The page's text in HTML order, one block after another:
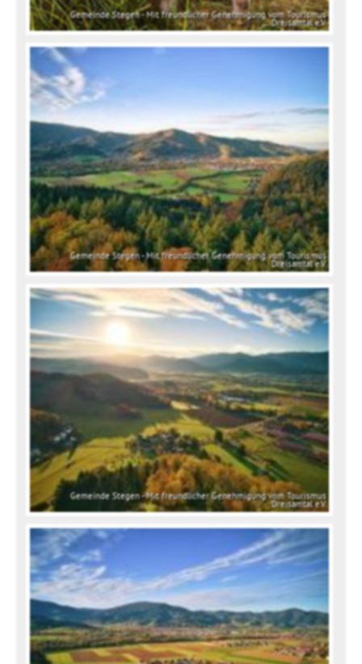
Gemeinde Stegen - Mit freundlicher Genehmigung vom Tourismus
Dreisamtal e.V.
Gemeinde Stegen - Mit freundlicher Genehmigung vom Tourismus
Dreisamtal e.V.
Gemeinde Stegen - Mit freundlicher Genehmigung vom Tourismus
Dreisamtal e.V.